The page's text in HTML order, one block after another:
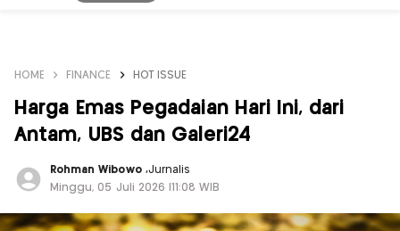
HOME FINANCE HOT ISSUE
Harga Emas Pegadaian Hari Ini, dari
Antam, UBS dan Galeri24
Rohman Wibowo ,Jurnalis
Minggu, 05 Juli 2026 |11:08 WIB